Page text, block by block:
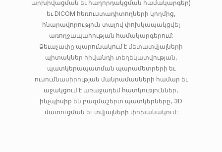
արխիվացման եւ հաղորդակցման համակարգեր)
եւ DICOM հեռուստադիտողների կողմից,
հնարավորություն տալով փոխկապակցվել
առողջապահության համակարգերում:
Ձեւաչափը պարունակում է մետատվյալների
պիտակներ հիվանդի տեղեկատվության,
պատկերապատման պարամետրերի եւ
ուսումնասիրության մանրամասների համար եւ
աջակցում է առաջադեմ հատկություններ,
ինչպիսիք են բազմաշերտ պատկերները, 3D
մատուցման եւ տվյալների փոխանակում: